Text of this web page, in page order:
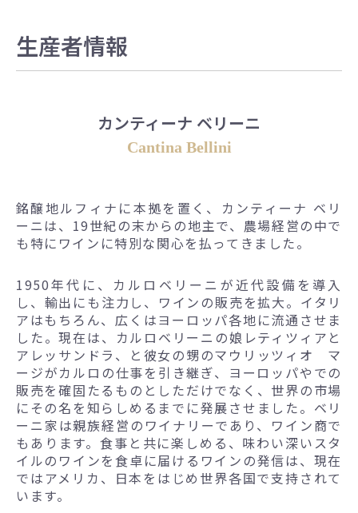
生産者情報
カンティーナ ベリーニ
Cantina Bellini
銘醸地ルフィナに本拠を置く、カンティーナ ベリ
ーニは、19世紀の末からの地主で、農場経営の中で
も特にワインに特別な関心を払ってきました。
1950年代に、カルロベリーニが近代設備を導入
し、輸出にも注力し、ワインの販売を拡大。イタリ
アはもちろん、広くはヨーロッパ各地に流通させま
した。現在は、カルロベリーニの娘レティツィアと
アレッサンドラ、と彼女の甥のマウリッツィオ マ
ージがカルロの仕事を引き継ぎ、ヨーロッパやでの
販売を確固たるものとしただけでなく、世界の市場
にその名を知らしめるまでに発展させました。ベリ
ーニ家は親族経営のワイナリーであり、ワイン商で
もあります。食事と共に楽しめる、味わい深いスタ
イルのワインを食卓に届けるワインの発信は、現在
ではアメリカ、日本をはじめ世界各国で支持されて
います。